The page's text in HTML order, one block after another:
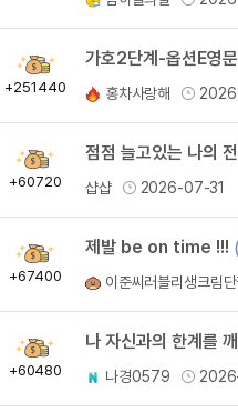
획
득
+251440 홍차사랑해
획
득
+60720
점점 늘고있는 나의
샵샵 2026-07-31
획
득
+67400
제발 be on time !!!
이준씨러블리생크림
획
득
+60480
나 자신과의 한계를
나경0579